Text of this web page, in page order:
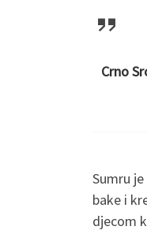
Crno
Sumru
bake i
djecom